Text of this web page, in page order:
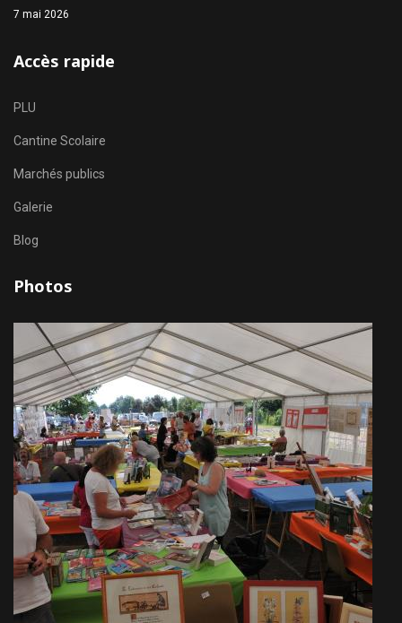
7 mai 2026
Accès rapide
PLU
Cantine Scolaire
Marchés publics
Galerie
Blog
Photos